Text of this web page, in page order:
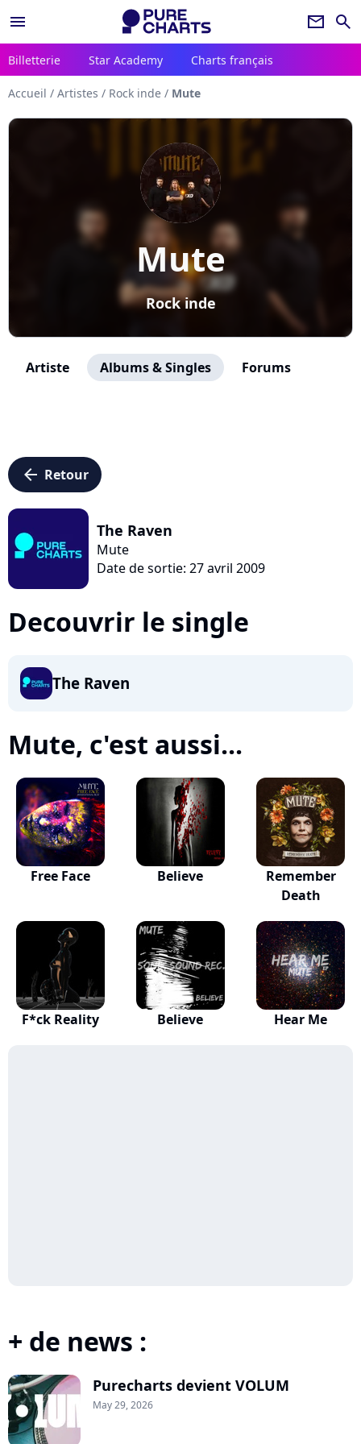
menu newsletter search
Billetterie Star Academy Charts français
Accueil / Artistes / Rock inde / Mute
Mute
Rock inde
Artiste Albums & Singles Forums
arrow_left Retour
The Raven
Mute
Date de sortie: 27 avril 2009
Decouvrir le single
The Raven
Mute, c'est aussi...
Free Face Believe
Remember
Death
F*ck Reality Believe Hear Me
+ de news :
Purecharts devient VOLUM
May 29, 2026